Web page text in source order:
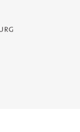
- Service